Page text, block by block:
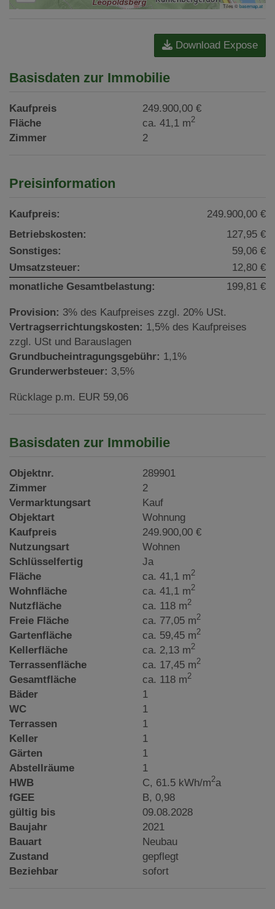
Tiles ©basemap.at
Download Expose
Basisdaten zur Immobilie
Kaufpreis
249.900,00 €
Fläche
ca. 41,1 m2
Zimmer 2
Preisinformation
Kaufpreis:
249.900,00 €
Betriebskosten:
127,95 €
Sonstiges:
59,06 €
Umsatzsteuer:
12,80 €
monatliche Gesamtbelastung:
199,81 €
Provision: 3% des Kaufpreises zzgl. 20% USt.
Vertragserrichtungskosten: 1,5% des Kaufpreises
zzgl. USt und Barauslagen
Grundbucheintragungsgebühr: 1,1%
Grunderwerbsteuer: 3,5%
Rücklage p.m. EUR 59,06
Basisdaten zur Immobilie
Objektnr.
289901
Zimmer
2
Vermarktungsart
Kauf
Objektart
Wohnung
Kaufpreis
249.900,00 €
Nutzungsart
Wohnen
Schlüsselfertig
Ja
Fläche
ca. 41,1 m2
Wohnfläche ca. 41,1 m2
Nutzfläche ca. 118 m2
Freie Fläche ca. 77,05 m2
Gartenfläche ca. 59,45 m2
Kellerfläche ca. 2,13 m2
Terrassenfläche ca. 17,45 m2
Gesamtfläche ca. 118 m2
Bäder
1
WC
1
Terrassen
1
Keller
1
Gärten
1
Abstellräume
1
HWB
C, 61.5 kWh/m2a
fGEE
B, 0,98
gültig bis
09.08.2028
Baujahr
2021
Bauart
Neubau
Zustand
gepflegt
Beziehbar
sofort